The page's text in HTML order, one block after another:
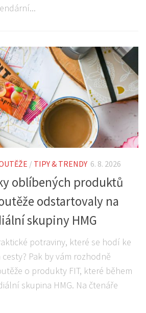
/ TIPY & TRENDY 6. 8. 2026
oblíbených produktů
odstartovaly na
skupiny HMG
potraviny, které se hodí ke
Pak by vám rozhodně
o produkty FIT, které během
skupina HMG. Na čtenáře